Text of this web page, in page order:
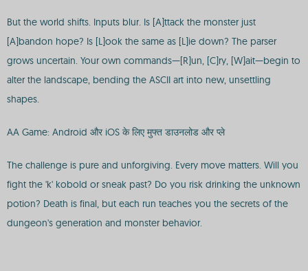
But the world shifts. Inputs blur. Is [A]ttack the monster just
[A]bandon hope? Is [L]ook the same as [L]ie down? The parser
grows uncertain. Your own commands—[R]un, [C]ry, [W]ait—begin to
alter the landscape, bending the ASCII art into new, unsettling
shapes.
AA Game: Android और iOS के लिए मुफ्त डाउनलोड और प्ले
The challenge is pure and unforgiving. Every move matters. Will you
fight the 'k' kobold or sneak past? Do you risk drinking the unknown
potion? Death is final, but each run teaches you the secrets of the
dungeon's generation and monster behavior.